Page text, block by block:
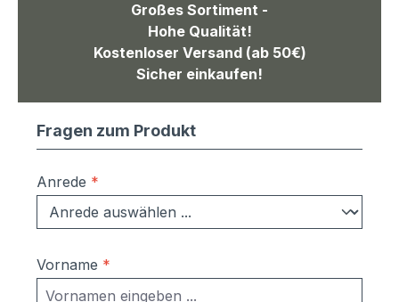
Großes Sortiment -
Hohe Qualität!
Kostenloser Versand (ab 50€)
Sicher einkaufen!
Fragen zum Produkt
Anrede *
Vorname *